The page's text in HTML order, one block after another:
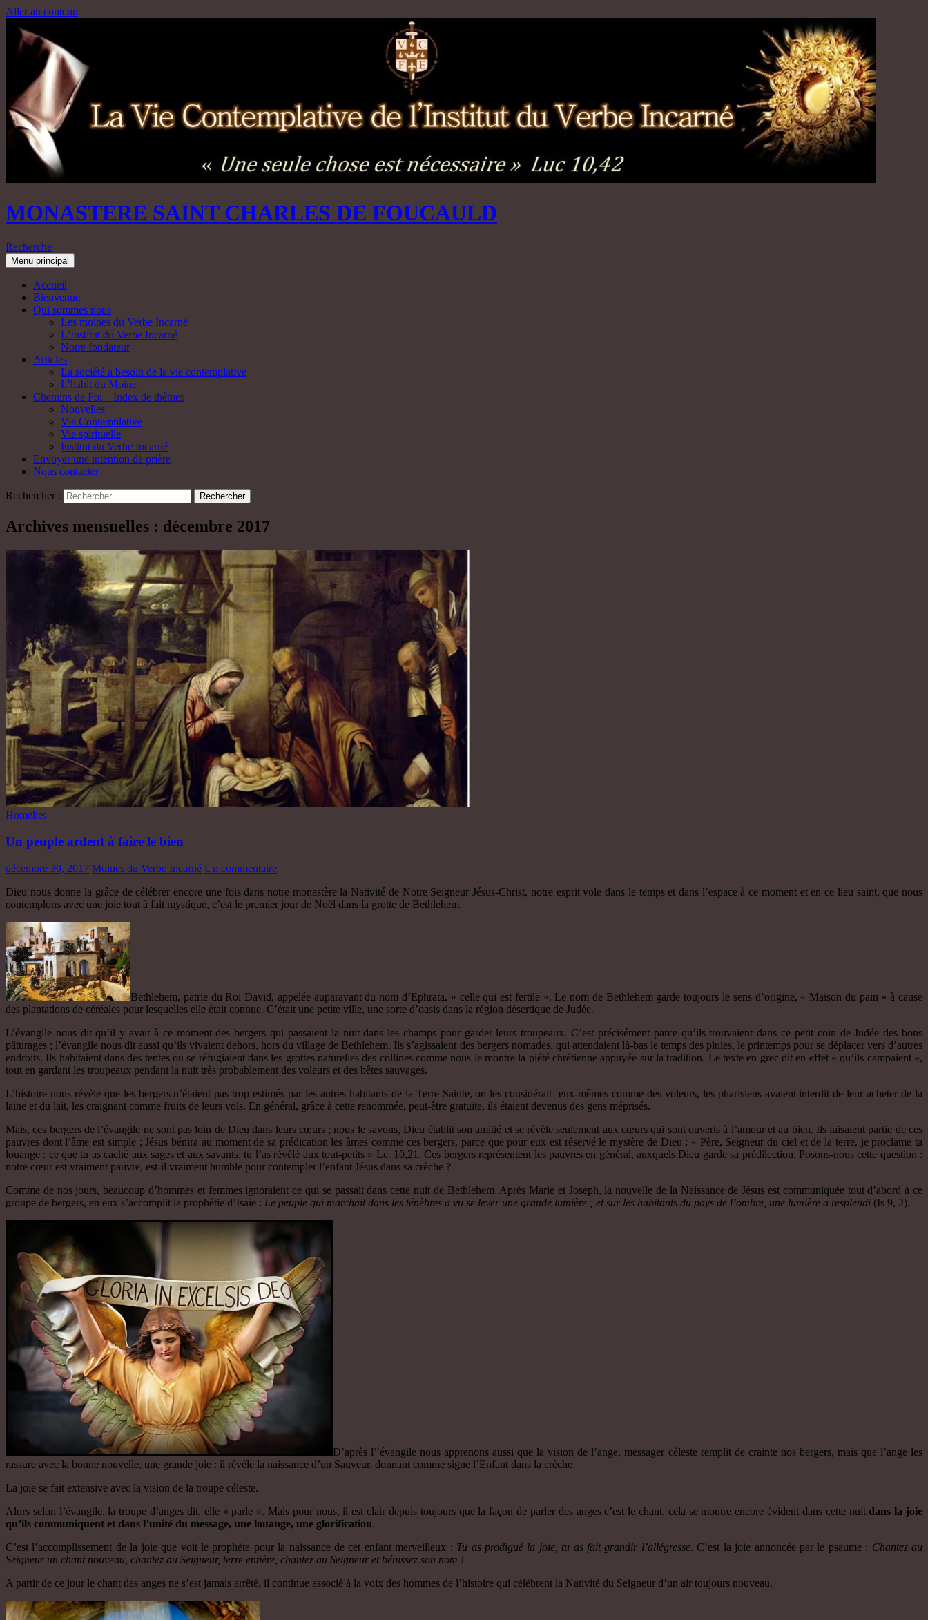
Aller au contenu
MONASTERE SAINT CHARLES DE FOUCAULD
Recherche
Menu principal
Accueil
Bienvenue
Qui sommes nous
Les moines du Verbe Incarné
L’Institut du Verbe Incarné
Notre fondateur
Articles
La société a besoin de la vie contemplative
L’habit du Moine
Chemins de Foi – Index de thèmes
Nouvelles
Vie Contemplative
Vie spirituelle
Institut du Verbe Incarné
Envoyer une intention de prière
Nous contacter
Rechercher :
Archives mensuelles : décembre 2017
Homélies
Un peuple ardent à faire le bien
décembre 30, 2017 Moines du Verbe Incarné Un commentaire
Dieu nous donne la grâce de célébrer encore une fois dans notre monastère la Nativité de Notre Seigneur Jésus-Christ, notre esprit vole dans le temps et dans l’espace à ce moment et en ce lieu saint, que nous
contemplons avec une joie tout à fait mystique, c’est le premier jour de Noël dans la grotte de Bethlehem.
Bethlehem, patrie du Roi David, appelée auparavant du nom d’Ephrata, « celle qui est fertile ». Le nom de Bethlehem garde toujours le sens d’origine, « Maison du pain » à cause
des plantations de céréales pour lesquelles elle était connue. C’était une petite ville, une sorte d’oasis dans la région désertique de Judée.
L’évangile nous dit qu’il y avait à ce moment des bergers qui passaient la nuit dans les champs pour garder leurs troupeaux. C’est précisément parce qu’ils trouvaient dans ce petit coin de Judée des bons
pâturages ; l’évangile nous dit aussi qu’ils vivaient dehors, hors du village de Bethlehem. Ils s’agissaient des bergers nomades, qui attendaient là-bas le temps des pluies, le printemps pour se déplacer vers d’autres
endroits. Ils habitaient dans des tentes ou se réfugiaient dans les grottes naturelles des collines comme nous le montre la piété chrétienne appuyée sur la tradition. Le texte en grec dit en effet « qu’ils campaient »,
tout en gardant les troupeaux pendant la nuit très probablement des voleurs et des bêtes sauvages.
L’histoire nous révèle que les bergers n’étaient pas trop estimés par les autres habitants de la Terre Sainte, on les considérait eux-mêmes comme des voleurs, les pharisiens avaient interdit de leur acheter de la
laine et du lait, les craignant comme fruits de leurs vols. En général, grâce à cette renommée, peut-être gratuite, ils étaient devenus des gens méprisés.
Mais, ces bergers de l’évangile ne sont pas loin de Dieu dans leurs cœurs ; nous le savons, Dieu établit son amitié et se révèle seulement aux cœurs qui sont ouverts à l’amour et au bien. Ils faisaient partie de ces
pauvres dont l’âme est simple ; Jésus bénira au moment de sa prédication les âmes comme ces bergers, parce que pour eux est réservé le mystère de Dieu : « Père, Seigneur du ciel et de la terre, je proclame ta
louange : ce que tu as caché aux sages et aux savants, tu l’as révélé aux tout-petits » Lc. 10,21. Ces bergers représentent les pauvres en général, auxquels Dieu garde sa prédilection. Posons-nous cette question :
notre cœur est vraiment pauvre, est-il vraiment humble pour contempler l’enfant Jésus dans sa crèche ?
Comme de nos jours, beaucoup d’hommes et femmes ignoraient ce qui se passait dans cette nuit de Bethlehem. Après Marie et Joseph, la nouvelle de la Naissance de Jésus est communiquée tout d’abord à ce
groupe de bergers, en eux s’accomplit la prophétie d’Isaïe : Le peuple qui marchait dans les ténèbres a vu se lever une grande lumière ; et sur les habitants du pays de l’ombre, une lumière a resplendi (Is 9, 2).
D’après l’’évangile nous apprenons aussi que la vision de l’ange, messager céleste remplit de crainte nos bergers, mais que l’ange les
rassure avec la bonne nouvelle, une grande joie : il révèle la naissance d’un Sauveur, donnant comme signe l’Enfant dans la crèche.
La joie se fait extensive avec la vision de la troupe céleste.
Alors selon l’évangile, la troupe d’anges dit, elle « parle ». Mais pour nous, il est clair depuis toujours que la façon de parler des anges c’est le chant, cela se montre encore évident dans cette nuit dans la joie
qu’ils communiquent et dans l’unité du message, une louange, une glorification.
C’est l’accomplissement de la joie que voit le prophète pour la naissance de cet enfant merveilleux : Tu as prodigué la joie, tu as fait grandir l’allégresse. C’est la joie annoncée par le psaume : Chantez au
Seigneur un chant nouveau, chantez au Seigneur, terre entière, chantez au Seigneur et bénissez son nom !
A partir de ce jour le chant des anges ne s’est jamais arrêté, il continue associé à la voix des hommes de l’histoire qui célèbrent la Nativité du Seigneur d’un air toujours nouveau.